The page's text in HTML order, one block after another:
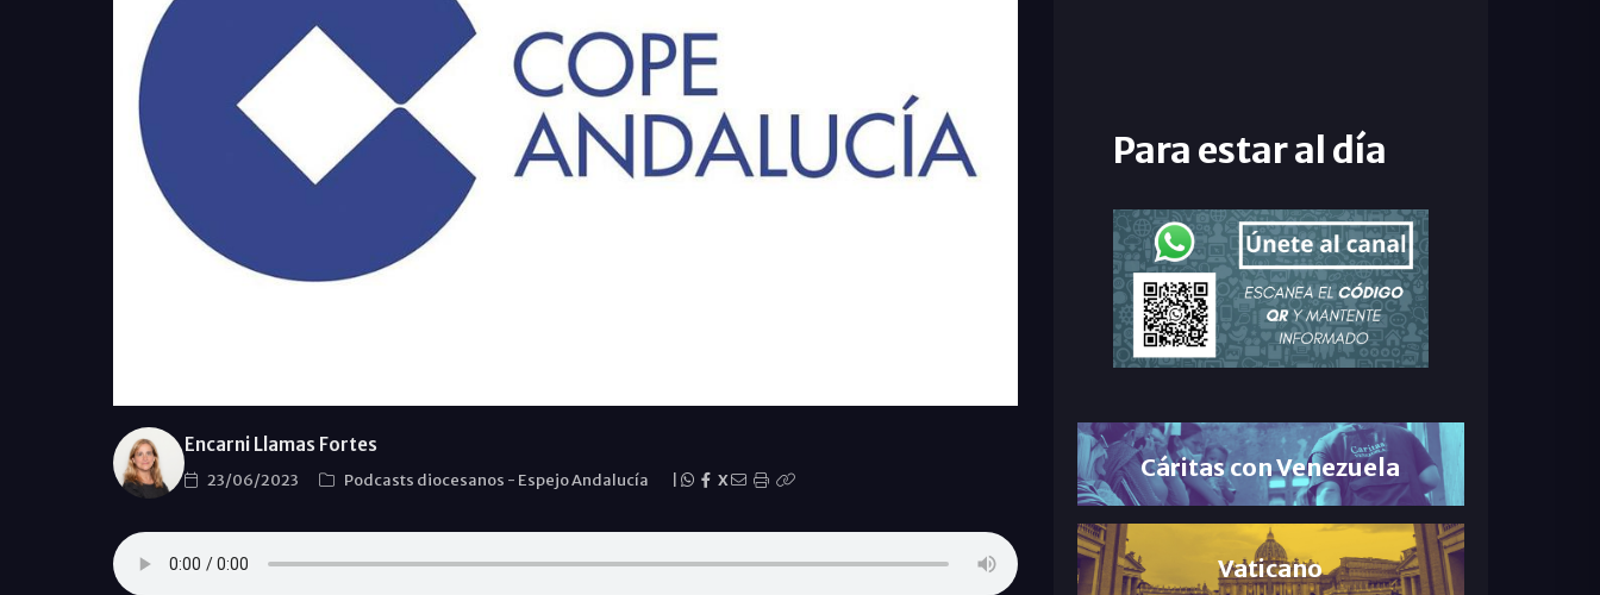
Encarni Llamas Fortes
23/06/2023 Podcasts diocesanos - Espejo Andalucía X
Para estar al día
Cáritas con Venezuela
Vaticano